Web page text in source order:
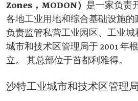
Zones，MODON） 是一家负责
各地工业用地和综合基础设施
负责监管私营工业园区、工业
城市和技术区管理局于 2001 年
立。 其总部位于首都利雅得。
沙特工业城市和技术区管理